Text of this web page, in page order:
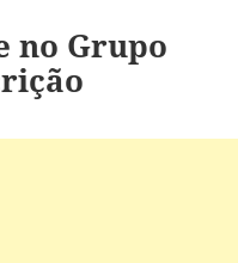
no Grupo